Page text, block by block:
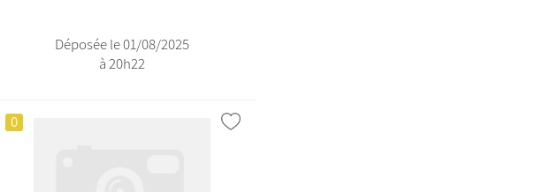
Déposée le 01/08/2025
à 20h22
0